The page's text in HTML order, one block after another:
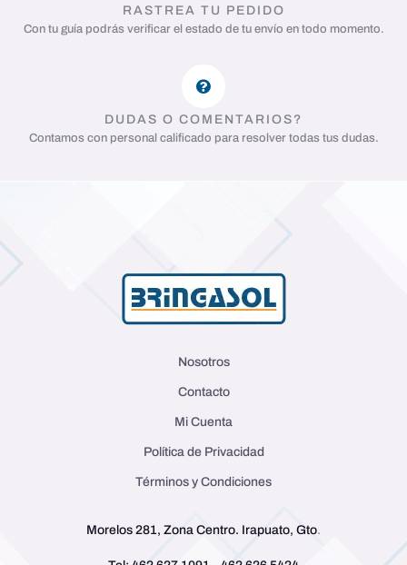
RASTREA TU PEDIDO
Con tu guía podrás verificar el estado de tu envío en todo momento.
DUDAS O COMENTARIOS?
Contamos con personal calificado para resolver todas tus dudas.
Nosotros
Contacto
Mi Cuenta
Política de Privacidad
Términos y Condiciones
Morelos 281, Zona Centro. Irapuato, Gto.